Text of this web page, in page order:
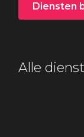
Diensten
Alle